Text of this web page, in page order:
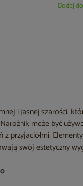
Dodaj
i jasnej szarości,
może być
z przyjaciółmi.
swój estetyczny